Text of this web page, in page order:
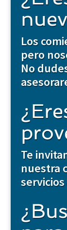
Los
pero
No
Te
nuestra